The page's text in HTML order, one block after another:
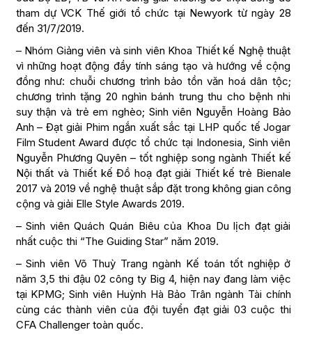
tham dự VCK Thế giới tổ chức tại Newyork từ ngày 28
đến 31/7/2019.
– Nhóm Giảng viên và sinh viên Khoa Thiết kế Nghệ thuật
vì những hoạt động đầy tính sáng tạo và hướng về cộng
đồng như: chuỗi chương trình bảo tồn văn hoá dân tộc;
chương trình tặng 20 nghìn bánh trung thu cho bệnh nhi
suy thận và trẻ em nghèo; Sinh viên Nguyễn Hoàng Bảo
Anh – Đạt giải Phim ngắn xuất sắc tại LHP quốc tế Jogar
Film Student Award được tổ chức tại Indonesia, Sinh viên
Nguyễn Phương Quyên – tốt nghiệp song ngành Thiết kế
Nội thất và Thiết kế Đồ hoạ đạt giải Thiết kế trẻ Bienale
2017 và 2019 về nghệ thuật sắp đặt trong không gian công
cộng và giải Elle Style Awards 2019.
– Sinh viên Quách Quán Biêu của Khoa Du lịch đạt giải
nhất cuộc thi “The Guiding Star” năm 2019.
– Sinh viên Võ Thuỳ Trang ngành Kế toán tốt nghiệp ở
năm 3,5 thi đậu 02 công ty Big 4, hiện nay đang làm việc
tại KPMG; Sinh viên Huỳnh Hà Bảo Trân ngành Tài chính
cùng các thành viên của đội tuyển đạt giải 03 cuộc thi
CFA Challenger toàn quốc.